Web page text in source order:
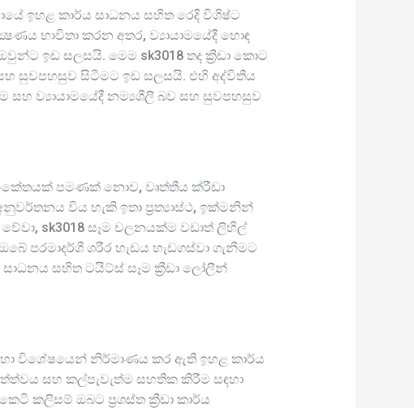
ඉහළ කාර්ය සාධනය සහිත රෙදි විශිෂ්ට
භාවිතා කරන අතර, ව්‍යායාමයේදී හොඳ
ඉඩ සලසයි. මෙම sk3018 තද ක්‍රීඩා කොට
සුවපහසුව සිටීමට ඉඩ සලසයි. එහි අද්විතීය
සහ ව්‍යායාමයේදී නම්‍යශීලී බව සහ සුවපහසුව
පමණක් නොව, වෘත්තීය ක්රීඩා
විය හැකි ඉතා ප්‍රත්‍යාස්ථ, ඉක්මනින්
sk3018 සෑම චලනයක්ම වඩාත් ලිහිල්
පරමාදර්ශී ශරීර හැඩය හැඩගස්වා ගැනීමට
සහිත ටයිට්ස් සෑම ක්‍රීඩා ලෝලීන්
විශේෂයෙන් නිර්මාණය කර ඇති ඉහළ කාර්ය
සහ කල්පැවැත්ම සහතික කිරීම සඳහා
කලිසම් ඔබට ප්‍රශස්ත ක්‍රීඩා කාර්ය